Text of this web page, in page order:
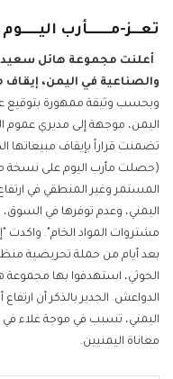
تعـــز-مــــــــأرب اليــــــوم
أعلنت مجموعة هائل سعيد
والصناعية في اليمن، إيقاف
وبحسب وثيقة ممهورة بتوقيع
اليمن، موجهة إلى مديري عموم
تضمنت قراراً بإيقاف مبيعاتها
(حصلت مأرب اليوم على نسخة
المستمر وغير المنطقي في
اليمني، وعدم توفرها في
مشتروات المواد الخام". واكدت
بعد أيام من حملة تحريضية
الحوثي، استهدفوا بها
الدواعش. الجدير بالذكر أن
اليمني، تسبب في موجة غلاء في
معاناة اليمنيين.